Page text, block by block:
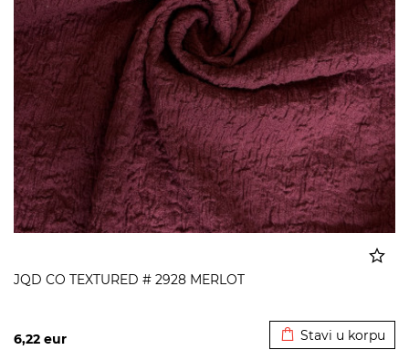
JQD CO TEXTURED # 2928 MERLOT
6,22 eur Stavi u korpu